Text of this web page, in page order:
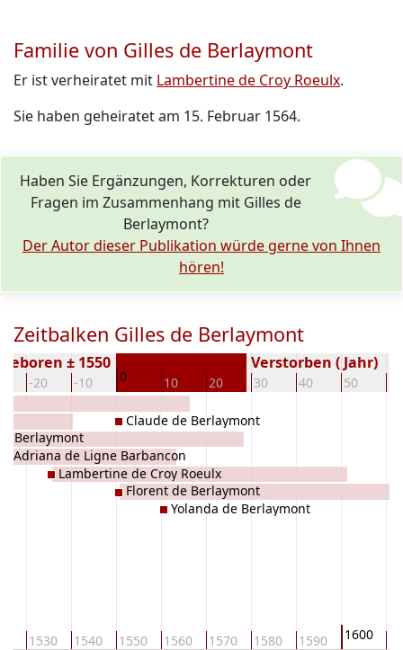
Familie von Gilles de Berlaymont
Er ist verheiratet mit Lambertine de Croy Roeulx.
Sie haben geheiratet am 15. Februar 1564.
Haben Sie Ergänzungen, Korrekturen oder
Fragen im Zusammenhang mit Gilles de
Berlaymont?
Der Autor dieser Publikation würde gerne von Ihnen
hören!
Zeitbalken Gilles de Berlaymont
-20 -10 0 10 20 30 40 50
Geboren ± 1550 Verstorben ( Jahr)
1530 1540 1550 1560 1570 1580 1590 1600
Berlaymont
Adriana de Ligne Barbancon
Lambertine de Croy Roeulx
Claude de Berlaymont
Florent de Berlaymont
Yolanda de Berlaymont